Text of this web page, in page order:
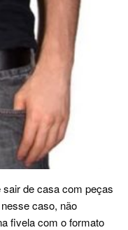
de casa com peças
caso, não
fivela com o formato